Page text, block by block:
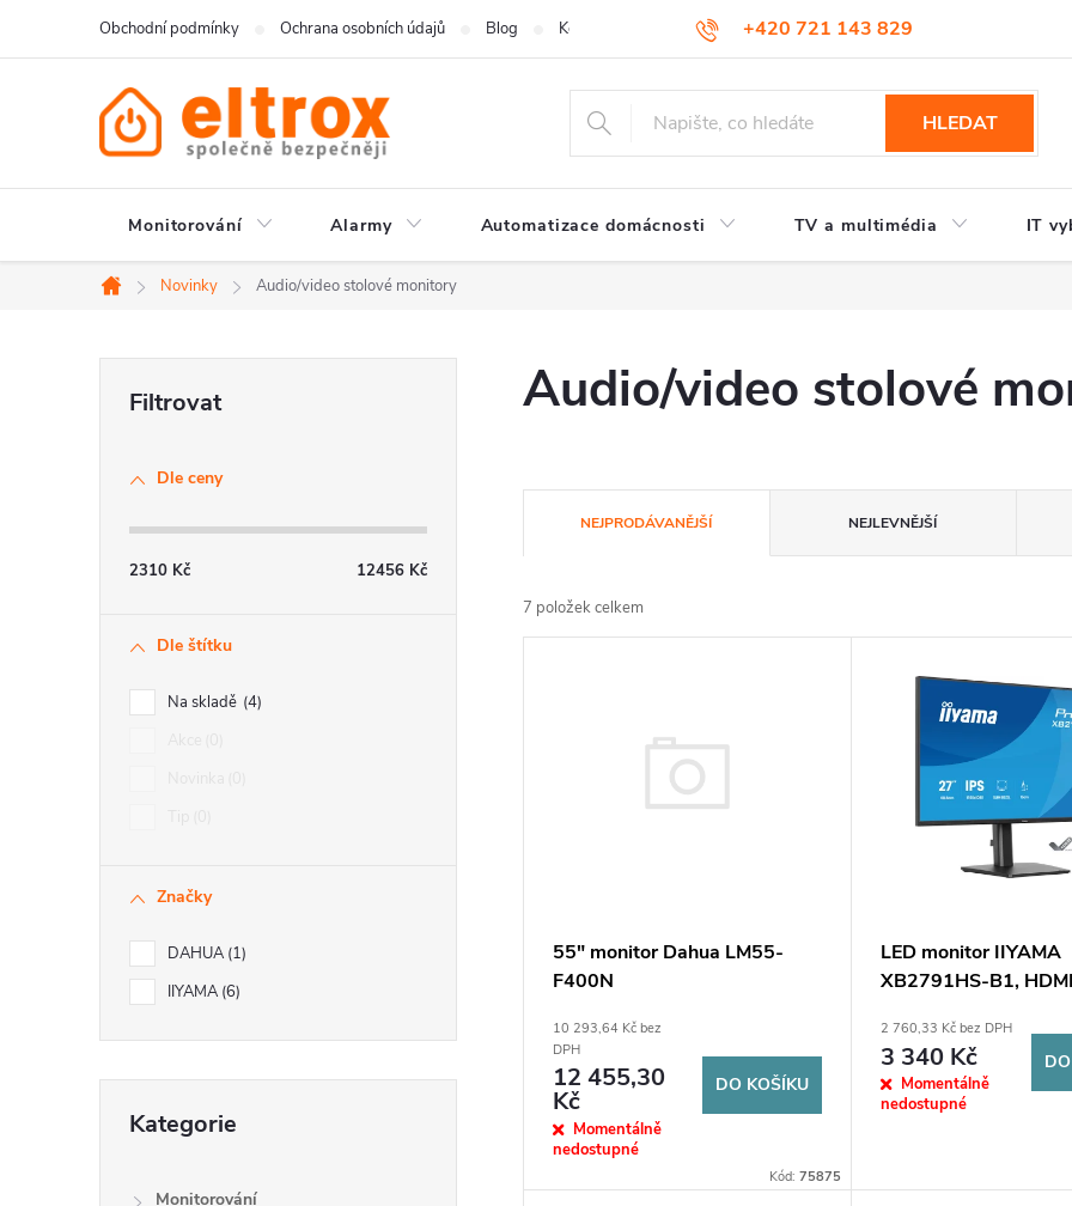
+420 721 143 829
Obchodní podmínky Ochrana osobních údajů Blog Kontakty
HLEDAT
Monitorování Alarmy Automatizace domácnosti TV a multimédia IT
Domů
Novinky Audio/video stolové monitory
n
Dle ceny
2310 Kč 12456 Kč
Dle štítku
Na skladě 4
Značky
DAHUA 1
IIYAMA 6
kategorie
Kategorie
Monitorování
Audio/video stolové
a
z
k
NEJPRODÁVANĚJŠÍ NEJLEVNĚJŠÍ
7 položek celkem
55" monitor Dahua LM55-
F400N
10 293,64 Kč bez
DPH
12 455,30
Kč
Momentálně
nedostupné
DO KOŠÍKU
Kód:75875
LED monitor IIYAMA
XB2791HS-B1,
ms, HAS PIVOT,
2 760,33 Kč bez DPH
3 340 Kč
Momentálně
nedostupné